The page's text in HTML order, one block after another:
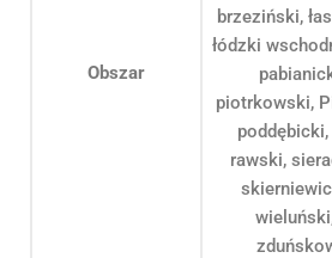
Obszar
brzeziński,
łódzki
piotrkowski,
rawski,